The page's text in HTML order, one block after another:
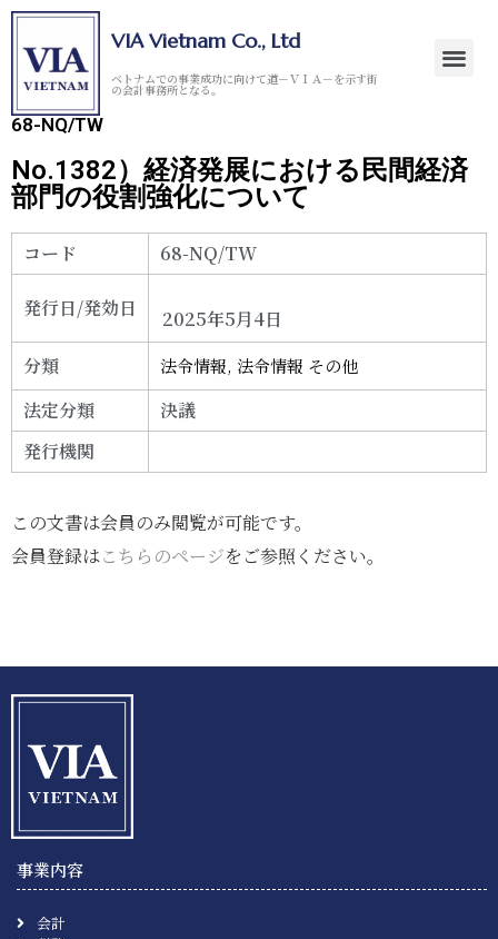
VIA Vietnam Co., Ltd
ベトナムでの事業成功に向けて道－ＶＩＡ－を示す街
の会計事務所となる。
68-NQ/TW
No.1382）経済発展における民間経済
部門の役割強化について
コード 68-NQ/TW
発行日/発効日
2025年5月4日
分類
法令情報,法令情報 その他
法定分類
決議
発行機関
この文書は会員のみ閲覧が可能です。
会員登録はこちらのページをご参照ください。
事業内容
会計